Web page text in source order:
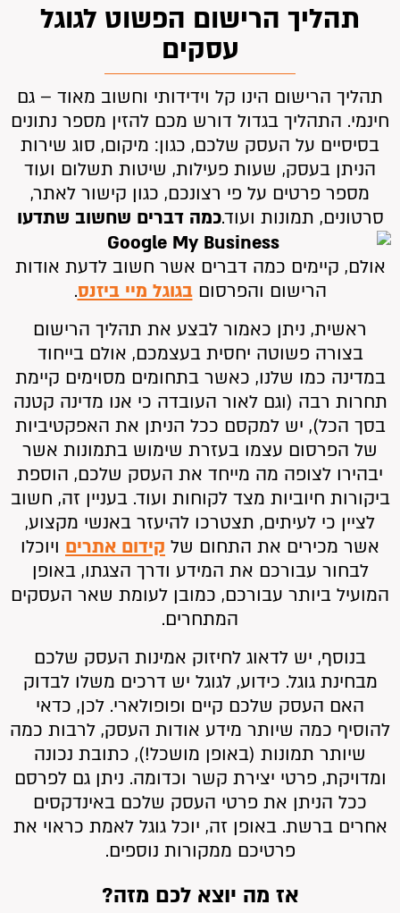
תהליך הרישום הפשוט לגוגל
עסקים
תהליך הרישום הינו קל וידידותי וחשוב מאוד – גם
חינמי. התהליך בגדול דורש מכם להזין מספר נתונים
בסיסיים על העסק שלכם, כגון: מיקום, סוג שירות
הניתן בעסק, שעות פעילות, שיטות תשלום ועוד
מספר פרטים על פי רצונכם, כגון קישור לאתר,
סרטונים, תמונות ועוד.כמה דברים שחשוב שתדעו
אולם, קיימים כמה דברים אשר חשוב לדעת אודות
הרישום והפרסוםבגוגל מיי ביזנס.
ראשית, ניתן כאמור לבצע את תהליך הרישום
בצורה פשוטה יחסית בעצמכם, אולם בייחוד
במדינה כמו שלנו, כאשר בתחומים מסוימים קיימת
תחרות רבה (וגם לאור העובדה כי אנו מדינה קטנה
בסך הכל), יש למקסם ככל הניתן את האפקטיביות
של הפרסום עצמו בעזרת שימוש בתמונות אשר
יבהירו לצופה מה מייחד את העסק שלכם, הוספת
ביקורות חיוביות מצד לקוחות ועוד. בעניין זה, חשוב
לציין כי לעיתים, תצטרכו להיעזר באנשי מקצוע,
אשר מכירים את התחום של קידום אתרים ויוכלו
לבחור עבורכם את המידע ודרך הצגתו, באופן
המועיל ביותר עבורכם, כמובן לעומת שאר העסקים
המתחרים.
בנוסף, יש לדאוג לחיזוק אמינות העסק שלכם
מבחינת גוגל. כידוע, לגוגל יש דרכים משלו לבדוק
האם העסק שלכם קיים ופופולארי. לכן, כדאי
להוסיף כמה שיותר מידע אודות העסק, לרבות כמה
שיותר תמונות (באופן מושכל!), כתובת נכונה
ומדויקת, פרטי יצירת קשר וכדומה. ניתן גם לפרסם
ככל הניתן את פרטי העסק שלכם באינדקסים
אחרים ברשת. באופן זה, יוכל גוגל לאמת כראוי את
פרטיכם ממקורות נוספים.
אז מה יוצא לכם מזה?